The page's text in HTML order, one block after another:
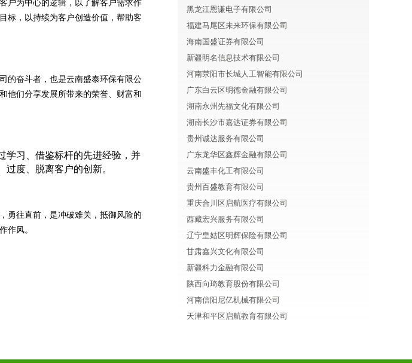
户为中心的逻辑，以了解客户需求作
标，以持续为客户创造价值，帮助客
的奋斗者，也是云南盛泰环保有限公
他们分享发展所带来的荣誉、财富和
学习、借鉴标杆的先进经验，并
度、脱离客户的创新。
勇往直前，是冲破难关，抵御风险的
作风。
黑龙江恩谦电子有限公司
福建马尾区未来环保有限公司
海南国盛证券有限公司
新疆明名信息技术有限公司
河南荥阳市长城人工智能有限公司
广东白云区明德金融有限公司
湖南永州先福文化有限公司
湖南长沙市嘉达证券有限公司
贵州诚达服务有限公司
广东龙华区鑫辉金融有限公司
云南盛丰化工有限公司
贵州百盛教育有限公司
重庆合川区启航医疗有限公司
西藏宏兴服务有限公司
辽宁皇姑区明辉保险有限公司
甘肃鑫兴文化有限公司
新疆科力金融有限公司
陕西向琦教育股份有限公司
河南信阳尼亿机械有限公司
天津和平区启航教育有限公司